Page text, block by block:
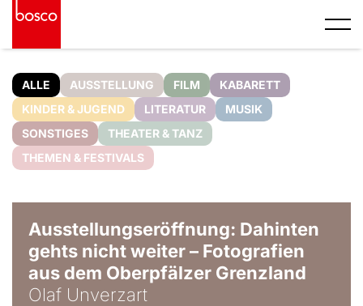
ALLE AUSSTELLUNG FILM
KABARETT
KINDER & JUGEND
LITERATUR
MUSIK
SONSTIGES
THEATER & TANZ
THEMEN & FESTIVALS
Ausstellungseröffnung: Dahinten
gehts nicht weiter – Fotografien
aus dem Oberpfälzer Grenzland
Olaf Unverzart